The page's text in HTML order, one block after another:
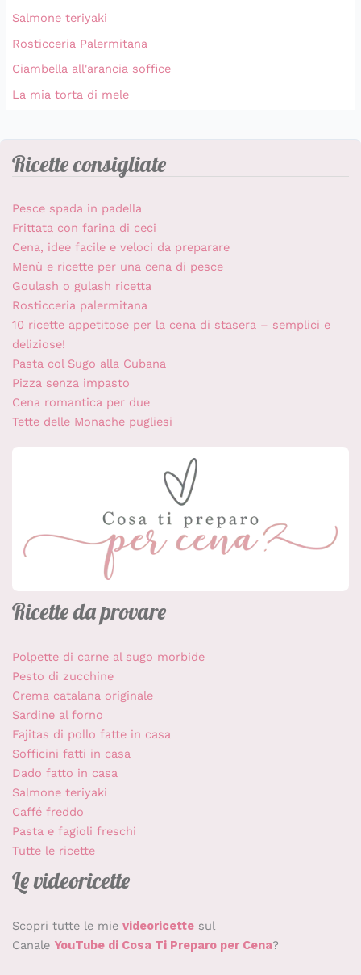
Salmone teriyaki
Rosticceria Palermitana
Ciambella all'arancia soffice
La mia torta di mele
Ricette consigliate
Pesce spada in padella
Frittata con farina di ceci
Cena, idee facile e veloci da preparare
Menù e ricette per una cena di pesce
Goulash o gulash ricetta
Rosticceria palermitana
10 ricette appetitose per la cena di stasera – semplici e
deliziose!
Pasta col Sugo alla Cubana
Pizza senza impasto
Cena romantica per due
Tette delle Monache pugliesi
Ricette da provare
Polpette di carne al sugo morbide
Pesto di zucchine
Crema catalana originale
Sardine al forno
Fajitas di pollo fatte in casa
Sofficini fatti in casa
Dado fatto in casa
Salmone teriyaki
Caffé freddo
Pasta e fagioli freschi
Tutte le ricette
Le videoricette
Scopri tutte le mie videoricettesul
Canale YouTube di Cosa Ti Preparo per Cena?